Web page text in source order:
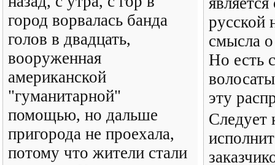
город ворвалась банда
голов в двадцать,
вооруженная
американской
"гуманитарной"
помощью, но дальше
пригорода не проехала,
потому что жители стали
русской
смысла
Но есть
эту
Следует